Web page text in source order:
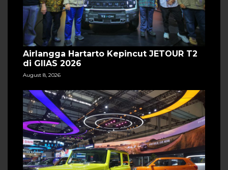
Airlangga Hartarto Kepincut JETOUR T2
di GIIAS 2026
August 8, 2026